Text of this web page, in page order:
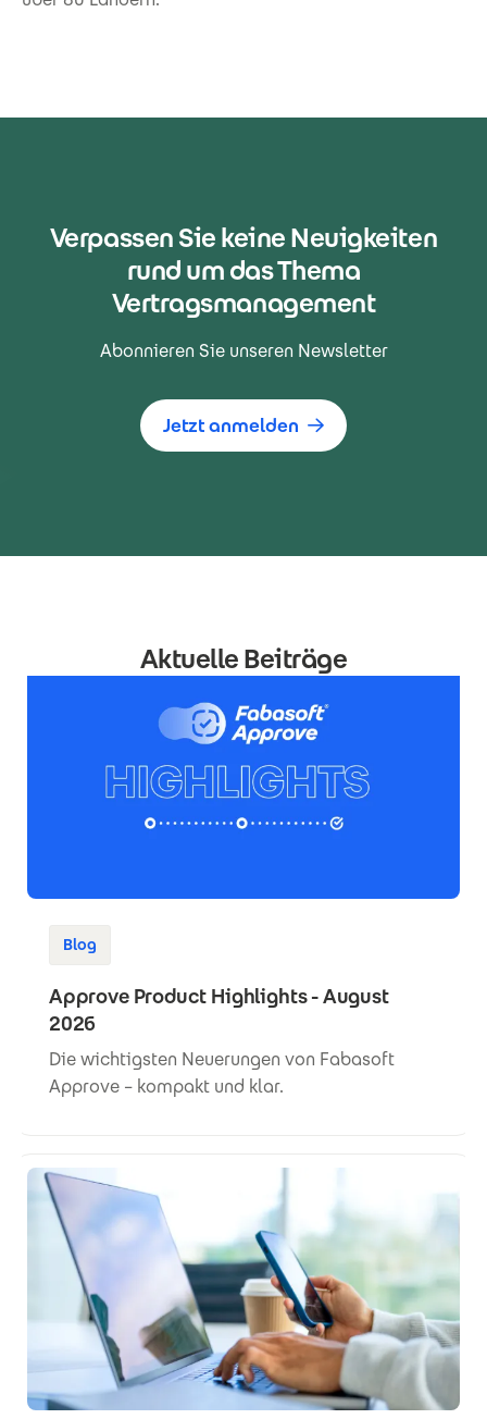
Verpassen Sie keine Neuigkeiten
rund um das Thema
Vertragsmanagement
Abonnieren Sie unseren Newsletter
Jetzt anmelden
Aktuelle Beiträge
Blog
Approve Product Highlights - August
2026
Die wichtigsten Neuerungen von Fabasoft
Approve – kompakt und klar.